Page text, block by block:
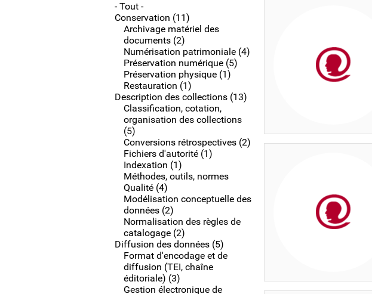
- Tout -
Conservation (11)
Archivage matériel des
documents (2)
Numérisation patrimoniale (4)
Préservation numérique (5)
Préservation physique (1)
Restauration (1)
Description des collections (13)
Classification, cotation,
organisation des collections
(5)
Conversions rétrospectives (2)
Fichiers d'autorité (1)
Indexation (1)
Méthodes, outils, normes
Qualité (4)
Modélisation conceptuelle des
données (2)
Normalisation des règles de
catalogage (2)
Diffusion des données (5)
Format d'encodage et de
diffusion (TEI, chaîne
éditoriale) (3)
Gestion électronique de